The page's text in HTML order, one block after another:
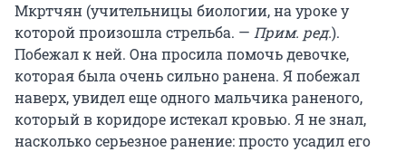
Мкртчян (учительницы биологии, на уроке у
которой произошла стрельба. — Прим. ред.).
Побежал к ней. Она просила помочь девочке,
которая была очень сильно ранена. Я побежал
наверх, увидел еще одного мальчика раненого,
который в коридоре истекал кровью. Я не знал,
насколько серьезное ранение: просто усадил его